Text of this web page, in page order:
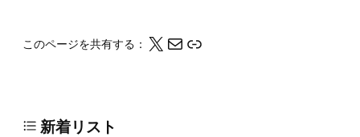
このページを共有する： X メール このページの情報をクリップボードにコピーする
新着リスト